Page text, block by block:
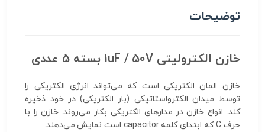
توضیحات
خازن الکترولیتی 1uF / 50V بسته 5 عددی
خازن المان الکتریکی است که می‌تواند انرژی الکتریکی را
توسط میدان الکترواستاتیکی (بار الکتریکی) در خود ذخیره
کند. انواع خازن در مدارهای الکتریکی بکار می‌روند. خازن را با
حرف C که ابتدای کلمه capacitor است نمایش می‌دهند.